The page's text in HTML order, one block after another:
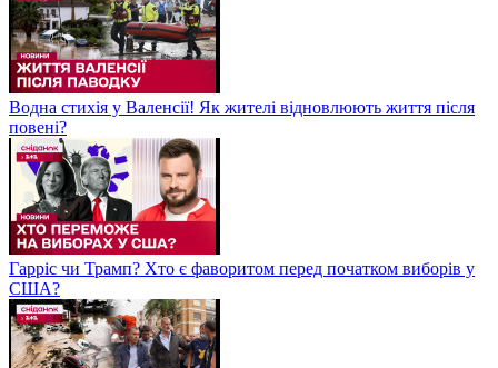
Водна стихія у Валенсії! Як жителі відновлюють життя після
повені?
Гарріс чи Трамп? Хто є фаворитом перед початком виборів у
США?